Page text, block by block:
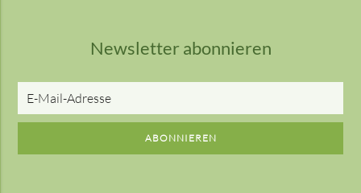
Newsletter abonnieren
Adresse
ABONNIEREN